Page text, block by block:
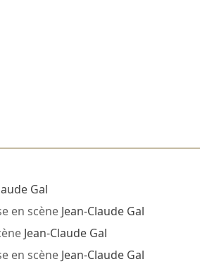
Gal
en scène Jean-Claude Gal
Jean-Claude Gal
en scène Jean-Claude Gal